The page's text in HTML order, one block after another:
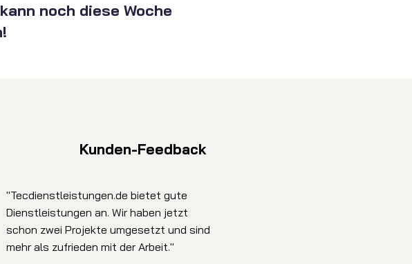
noch diese Woche
Kunden-Feedback
"Tecdienstleistungen.de bietet gute
Dienstleistungen an. Wir haben jetzt
schon zwei Projekte umgesetzt und sind
mehr als zufrieden mit der Arbeit."